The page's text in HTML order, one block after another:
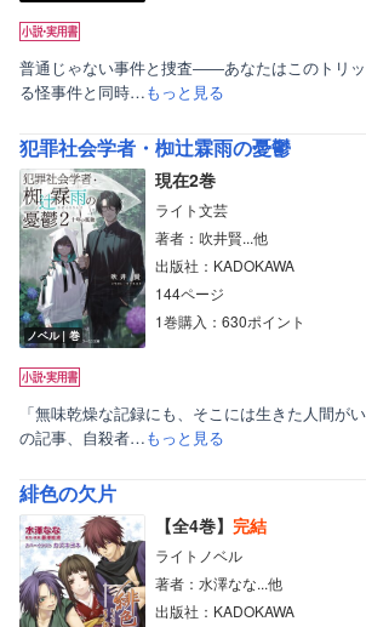
普通じゃない事件と捜査――あなたはこのトリ
る怪事件と同時…もっと見る
犯罪社会学者・椥辻霖雨の憂鬱
ノベル｜巻
現在2巻
ライト文芸
著者：吹井賢...他
出版社：KADOKAWA
144ページ
1巻購入：630ポイント
「無味乾燥な記録にも、そこには生きた人間が
の記事、自殺者…もっと見る
緋色の欠片
【全4巻】 完結
ライトノベル
著者：水澤なな...他
出版社：KADOKAWA
ボーイズラブ
美女・美少女